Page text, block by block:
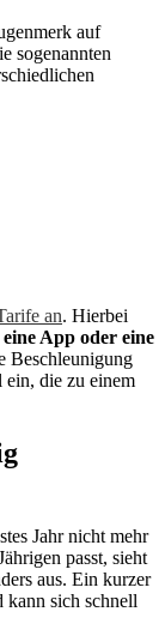
auf
sogenannten
an. Hierbei
App oder eine
Beschleunigung
ein, die zu einem
Jahr nicht mehr
passt, sieht
aus. Ein kurzer
kann sich schnell